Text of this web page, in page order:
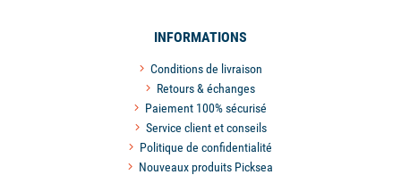
INFORMATIONS
Conditions de livraison
Retours & échanges
Paiement 100% sécurisé
Service client et conseils
Politique de confidentialité
Nouveaux produits Picksea